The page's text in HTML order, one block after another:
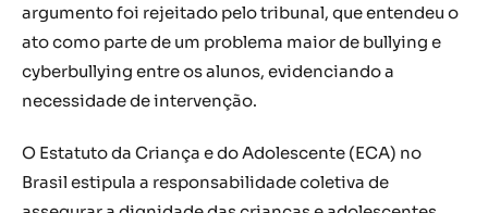
argumento foi rejeitado pelo tribunal, que entendeu o
ato como parte de um problema maior de bullying e
cyberbullying entre os alunos, evidenciando a
necessidade de intervenção.
O Estatuto da Criança e do Adolescente (ECA) no
Brasil estipula a responsabilidade coletiva de